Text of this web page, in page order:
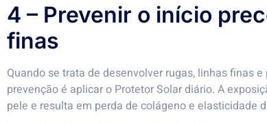
4 – Prevenir o início
finas
Quando se trata de desenvolver rugas, linhas finas
prevenção é aplicar o Protetor Solar diário. A
pele e resulta em perda de colágeno e elasticidade